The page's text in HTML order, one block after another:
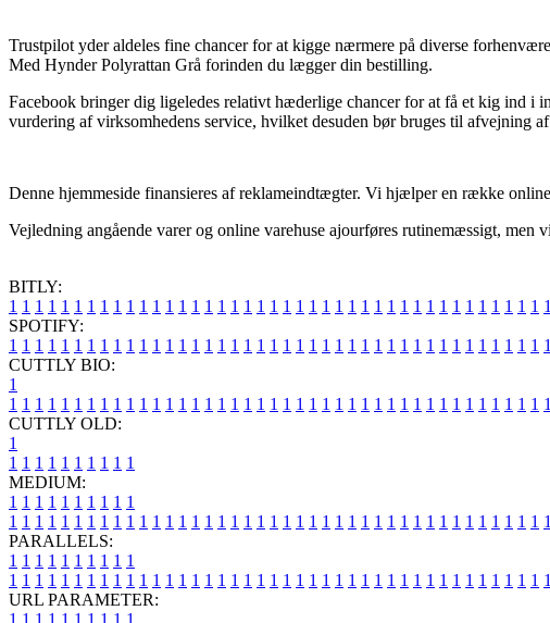
Trustpilot yder aldeles fine chancer for at kigge nærmere på diverse
Med Hynder Polyrattan Grå forinden du lægger din bestilling.
Facebook bringer dig ligeledes relativt hæderlige chancer for at få et kig ind i
vurdering af virksomhedens service, hvilket desuden bør bruges til afvejning
Denne hjemmeside finansieres af reklameindtægter. Vi hjælper en række
Vejledning angående varer og online varehuse ajourføres rutinemæssigt,
BITLY:
1 1 1 1 1 1 1 1 1 1 1 1 1 1 1 1 1 1 1 1 1 1 1 1 1 1 1 1 1 1 1 1 1 1 1 1 1 1 1 1 1 1
SPOTIFY:
1 1 1 1 1 1 1 1 1 1 1 1 1 1 1 1 1 1 1 1 1 1 1 1 1 1 1 1 1 1 1 1 1 1 1 1 1 1 1 1 1 1
CUTTLY BIO:
1
1 1 1 1 1 1 1 1 1 1 1 1 1 1 1 1 1 1 1 1 1 1 1 1 1 1 1 1 1 1 1 1 1 1 1 1 1 1 1 1 1 1
CUTTLY OLD:
1
1 1 1 1 1 1 1 1 1 1
MEDIUM:
1 1 1 1 1 1 1 1 1 1
1 1 1 1 1 1 1 1 1 1 1 1 1 1 1 1 1 1 1 1 1 1 1 1 1 1 1 1 1 1 1 1 1 1 1 1 1 1 1 1 1 1
PARALLELS:
1 1 1 1 1 1 1 1 1 1
1 1 1 1 1 1 1 1 1 1 1 1 1 1 1 1 1 1 1 1 1 1 1 1 1 1 1 1 1 1 1 1 1 1 1 1 1 1 1 1 1 1
URL PARAMETER:
1 1 1 1 1 1 1 1 1 1